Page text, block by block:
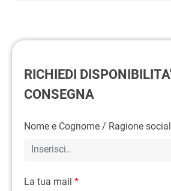
RICHIEDI
CONSEGNA
Nome e Cognome / Ragione
La tua mail *